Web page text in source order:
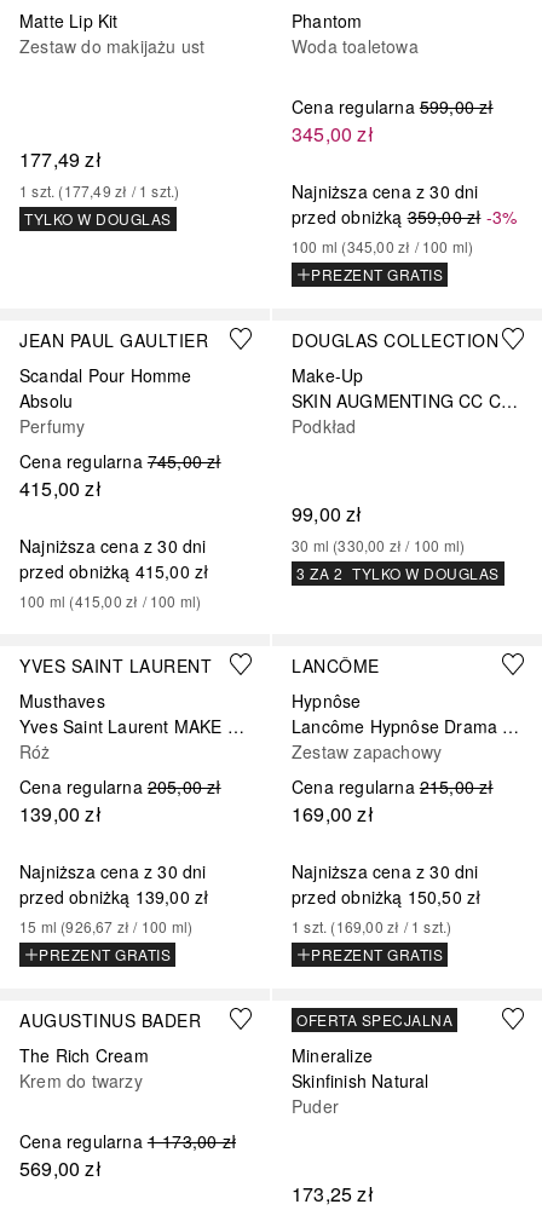
Matte Lip Kit
Zestaw do makijażu ust
177,49 zł
1 szt. (177,49 zł / 1 szt.)
TYLKO W DOUGLAS
Phantom
Woda toaletowa
Cena regularna 599,00 zł
345,00 zł
Najniższa cena z 30 dni
przed obniżką 359,00 zł-3%
100 ml (345,00 zł / 100 ml)
PREZENT GRATIS
JEAN PAUL GAULTIER
Scandal Pour Homme
Absolu
Perfumy
Cena regularna 745,00 zł
415,00 zł
Najniższa cena z 30 dni
przed obniżką 415,00 zł
100 ml (415,00 zł / 100 ml)
DOUGLAS COLLECTION
Make-Up
SKIN AUGMENTING CC CREAM
Podkład
99,00 zł
30 ml (330,00 zł / 100 ml)
3 ZA 2 TYLKO W DOUGLAS
+9
YVES SAINT LAURENT
Musthaves
Yves Saint Laurent MAKE ME BLUSH, Liquid Blush
Róż
Cena regularna 205,00 zł
139,00 zł
Najniższa cena z 30 dni
przed obniżką 139,00 zł
15 ml (926,67 zł / 100 ml)
PREZENT GRATIS
+ 6
LANCÔME
Hypnôse
Lancôme Hypnôse Drama Mascara Collection – zestaw prezentowy
Zestaw zapachowy
Cena regularna 215,00 zł
169,00 zł
Najniższa cena z 30 dni
przed obniżką 150,50 zł
1 szt. (169,00 zł / 1 szt.)
PREZENT GRATIS
AUGUSTINUS BADER
The Rich Cream
Krem do twarzy
Cena regularna 1 173,00 zł
569,00 zł
MAC
Mineralize
Skinfinish Natural
Puder
173,25 zł
OFERTA SPECJALNA
+5